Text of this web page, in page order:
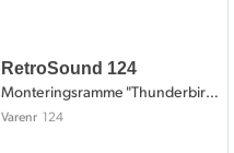
RetroSound 124
Monteringsramme "Thunderbird style"
Varenr 124